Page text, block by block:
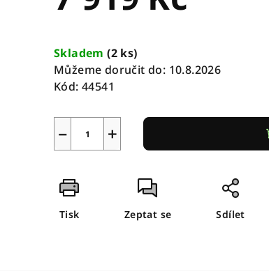
cena:
Skladem(2 ks)
Můžeme doručit do: 10.8.2026
Kód: 44541
+
−
Tisk Zeptat se Sdílet